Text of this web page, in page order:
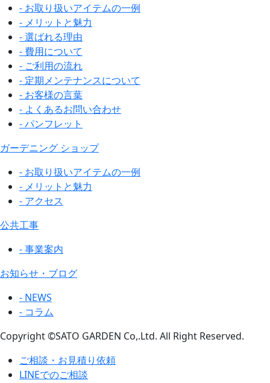
- お取り扱いアイテムの一例
- メリットと魅力
- 選ばれる理由
- 費用について
- ご利用の流れ
- 定期メンテナンスについて
- お客様の言葉
- よくあるお問い合わせ
- パンフレット
ガーデニング ショップ
- お取り扱いアイテムの一例
- メリットと魅力
- アクセス
公共工事
- 事業案内
お知らせ・ブログ
- NEWS
- コラム
Copyright ©SATO GARDEN Co,.Ltd. All Right Reserved.
ご相談・お見積り依頼
LINEでのご相談